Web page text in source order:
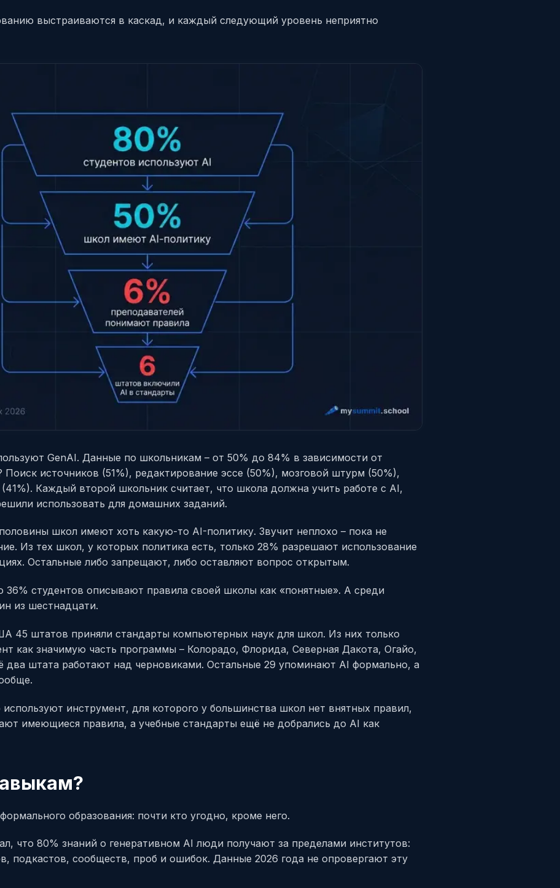
выстраиваются в каскад, и каждый следующий уровень неприятно
GenAI. Данные по школьникам – от 50% до 84% в зависимости от
Поиск источников (51%), редактирование эссе (50%), мозговой штурм (50%),
Каждый второй школьник считает, что школа должна учить работе с AI,
использовать для домашних заданий.
школ имеют хоть какую-то AI-политику. Звучит неплохо – пока не
Из тех школ, у которых политика есть, только 28% разрешают использование
Остальные либо запрещают, либо оставляют вопрос открытым.
36% студентов описывают правила своей школы как «понятные». А среди
из шестнадцати.
45 штатов приняли стандарты компьютерных наук для школ. Из них только
как значимую часть программы – Колорадо, Флорида, Северная Дакота, Огайо,
два штата работают над черновиками. Остальные 29 упоминают AI формально, а
инструмент, для которого у большинства школ нет внятных правил,
имеющиеся правила, а учебные стандарты ещё не добрались до AI как
образования: почти кто угодно, кроме него.
что 80% знаний о генеративном AI люди получают за пределами институтов:
подкастов, сообществ, проб и ошибок. Данные 2026 года не опровергают эту